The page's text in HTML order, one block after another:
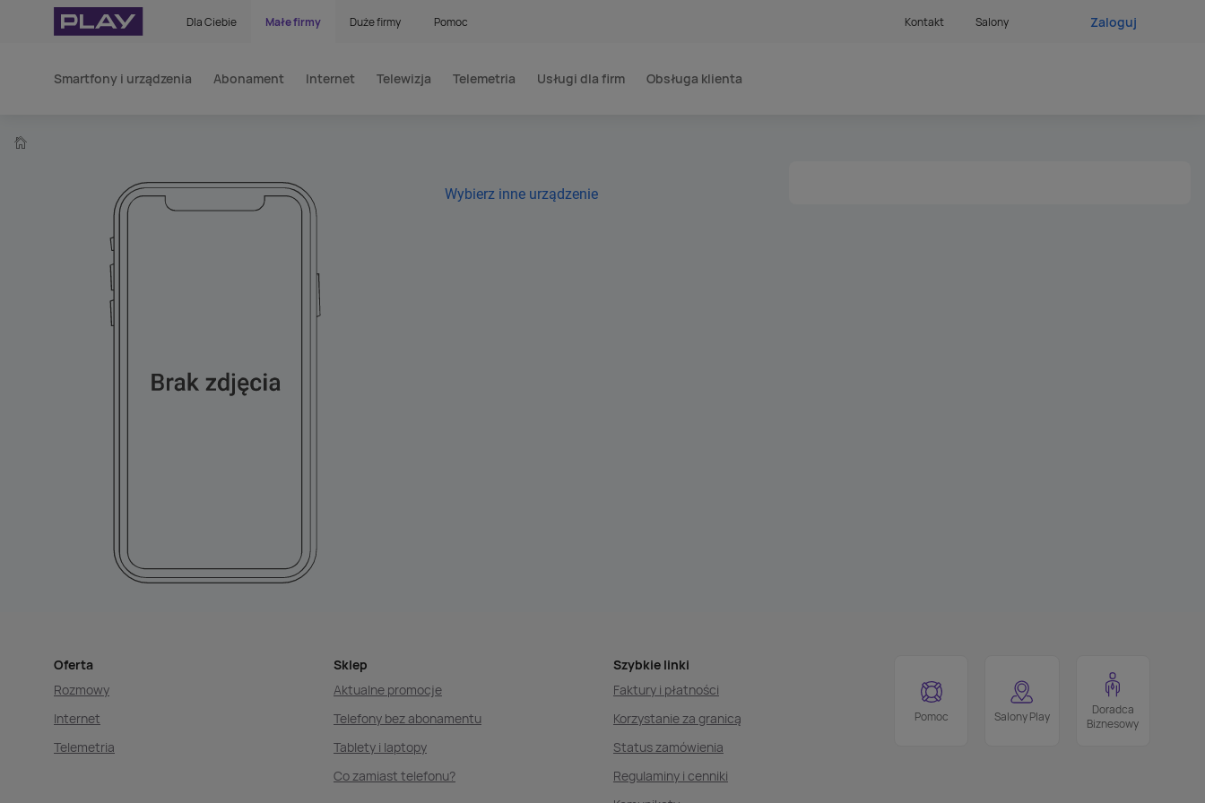
Dla Ciebie Małe firmy Duże firmy Pomoc Kontakt Salony Zaloguj
Smartfony i urządzenia Abonament Internet Telewizja Telemetria Usługi dla firm Obsługa klienta
Wybierz inne urządzenie
Oferta
Rozmowy
Internet
Telemetria
Sklep
Aktualne promocje
Telefony bez abonamentu
Tablety i laptopy
Co zamiast telefonu?
Szybkie linki
Faktury i płatności
Korzystanie za granicą
Status zamówienia
Regulaminy i cenniki
Pomoc Salony Play
Doradca
Biznesowy